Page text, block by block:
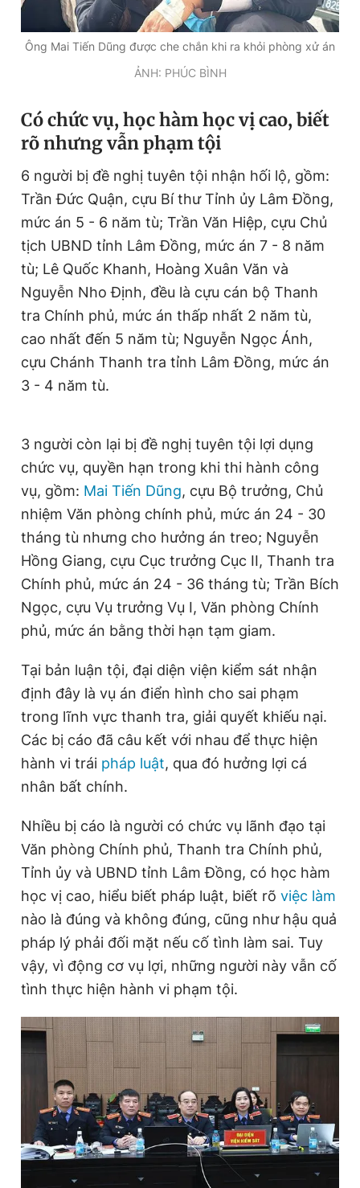
Đặt báo Quảng cáo RSS Tòa soạn Chính sách bảo
Tổng biên tập: Nguyễn Ngọc Toàn
Phó tổng biên tập thường trực: Hải Thành
Phó tổng biên tập: Lâm Hiếu Dũng
Phó tổng biên tập: Trần Việt Hưng
Giấy phép xuất bản số 110/GP - BTTTT cấp ngày 24.3.2020
© 2003-2026 Bản quyền thuộc về Báo Thanh Niên. Cấm sao
chép dưới mọi hình thức nếu không có sự chấp thuận bằng văn
bản. Phát triển bởi ePi Technologies, JSC.
Ông Mai Tiến Dũng được che chắn khi ra khỏi phòng xử án
ẢNH: PHÚC BÌNH
Có chức vụ, học hàm học vị cao, biết
rõ nhưng vẫn phạm tội
6 người bị đề nghị tuyên tội nhận hối lộ, gồm:
Trần Đức Quận, cựu Bí thư Tỉnh ủy Lâm Đồng,
mức án 5 - 6 năm tù; Trần Văn Hiệp, cựu Chủ
tịch UBND tỉnh Lâm Đồng, mức án 7 - 8 năm
tù; Lê Quốc Khanh, Hoàng Xuân Văn và
Nguyễn Nho Định, đều là cựu cán bộ Thanh
tra Chính phủ, mức án thấp nhất 2 năm tù,
cao nhất đến 5 năm tù; Nguyễn Ngọc Ánh,
cựu Chánh Thanh tra tỉnh Lâm Đồng, mức án
3 - 4 năm tù.
3 người còn lại bị đề nghị tuyên tội lợi dụng
chức vụ, quyền hạn trong khi thi hành công
vụ, gồm: Mai Tiến Dũng, cựu Bộ trưởng, Chủ
nhiệm Văn phòng chính phủ, mức án 24 - 30
tháng tù nhưng cho hưởng án treo; Nguyễn
Hồng Giang, cựu Cục trưởng Cục II, Thanh tra
Chính phủ, mức án 24 - 36 tháng tù; Trần Bích
Ngọc, cựu Vụ trưởng Vụ I, Văn phòng Chính
phủ, mức án bằng thời hạn tạm giam.
Tại bản luận tội, đại diện viện kiểm sát nhận
định đây là vụ án điển hình cho sai phạm
trong lĩnh vực thanh tra, giải quyết khiếu nại.
Các bị cáo đã câu kết với nhau để thực hiện
hành vi trái pháp luật, qua đó hưởng lợi cá
nhân bất chính.
Nhiều bị cáo là người có chức vụ lãnh đạo tại
Văn phòng Chính phủ, Thanh tra Chính phủ,
Tỉnh ủy và UBND tỉnh Lâm Đồng, có học hàm
học vị cao, hiểu biết pháp luật, biết rõ việc làm
nào là đúng và không đúng, cũng như hậu quả
pháp lý phải đối mặt nếu cố tình làm sai. Tuy
vậy, vì động cơ vụ lợi, những người này vẫn cố
tình thực hiện hành vi phạm tội.